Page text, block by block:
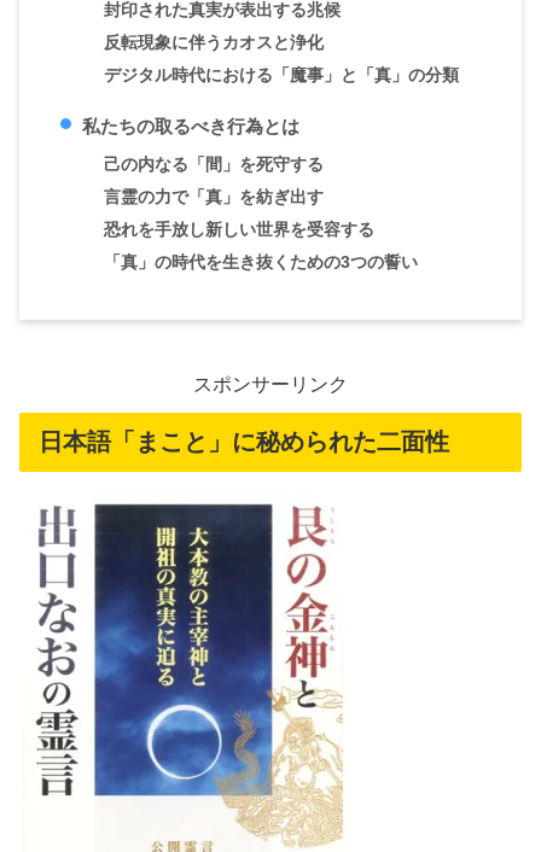
封印された真実が表出する兆候
反転現象に伴うカオスと浄化
デジタル時代における「魔事」と「真」の分類
私たちの取るべき行為とは
己の内なる「間」を死守する
言霊の力で「真」を紡ぎ出す
恐れを手放し新しい世界を受容する
「真」の時代を生き抜くための3つの誓い
スポンサーリンク
日本語「まこと」に秘められた二面性